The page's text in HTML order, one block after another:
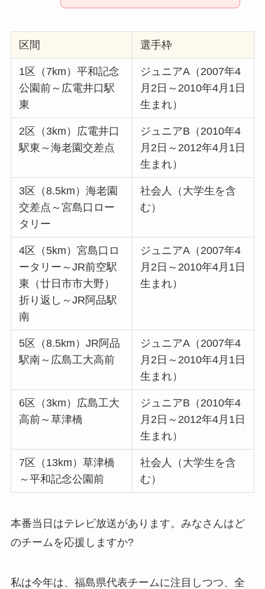
区間 選手枠
1区（7km）平和記念
公園前～広電井口駅
東
ジュニアA（2007年4
月2日～2010年4月1日
生まれ）
2区（3km）広電井口
駅東～海老園交差点
ジュニアB（2010年4
月2日～2012年4月1日
生まれ）
3区（8.5km）海老園
交差点～宮島口ロー
タリー
社会人（大学生を含
む）
4区（5km）宮島口ロ
ータリー～JR前空駅
東（廿日市市大野）
折り返し～JR阿品駅
南
ジュニアA（2007年4
月2日～2010年4月1日
生まれ）
5区（8.5km）JR阿品
駅南～広島工大高前
ジュニアA（2007年4
月2日～2010年4月1日
生まれ）
6区（3km）広島工大
高前～草津橋
ジュニアB（2010年4
月2日～2012年4月1日
生まれ）
7区（13km）草津橋
～平和記念公園前
社会人（大学生を含
む）
本番当日はテレビ放送があります。みなさんはど
のチームを応援しますか?
私は今年は、福島県代表チームに注目しつつ、全